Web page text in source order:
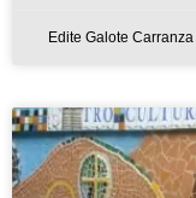
Edite Galote Carranza